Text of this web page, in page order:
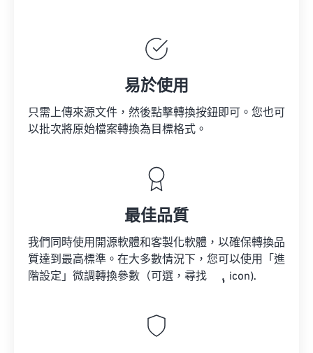
易於使用
只需上傳來源文件，然後點擊轉換按鈕即可。您也可
以批次將原始檔案轉換為目標格式。
最佳品質
我們同時使用開源軟體和客製化軟體，以確保轉換品
質達到最高標準。在大多數情況下，您可以使用「進
階設定」微調轉換參數（可選，尋找
icon).